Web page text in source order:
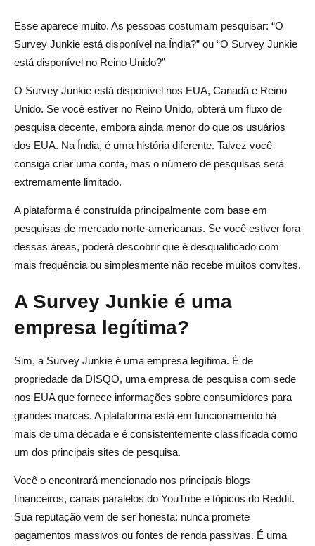
Esse aparece muito. As pessoas costumam pesquisar: “O
Survey Junkie está disponível na Índia?” ou “O Survey Junkie
está disponível no Reino Unido?”
O Survey Junkie está disponível nos EUA, Canadá e Reino
Unido. Se você estiver no Reino Unido, obterá um fluxo de
pesquisa decente, embora ainda menor do que os usuários
dos EUA. Na Índia, é uma história diferente. Talvez você
consiga criar uma conta, mas o número de pesquisas será
extremamente limitado.
A plataforma é construída principalmente com base em
pesquisas de mercado norte-americanas. Se você estiver fora
dessas áreas, poderá descobrir que é desqualificado com
mais frequência ou simplesmente não recebe muitos convites.
A Survey Junkie é uma
empresa legítima?
Sim, a Survey Junkie é uma empresa legítima. É de
propriedade da DISQO, uma empresa de pesquisa com sede
nos EUA que fornece informações sobre consumidores para
grandes marcas. A plataforma está em funcionamento há
mais de uma década e é consistentemente classificada como
um dos principais sites de pesquisa.
Você o encontrará mencionado nos principais blogs
financeiros, canais paralelos do YouTube e tópicos do Reddit.
Sua reputação vem de ser honesta: nunca promete
pagamentos massivos ou fontes de renda passivas. É uma